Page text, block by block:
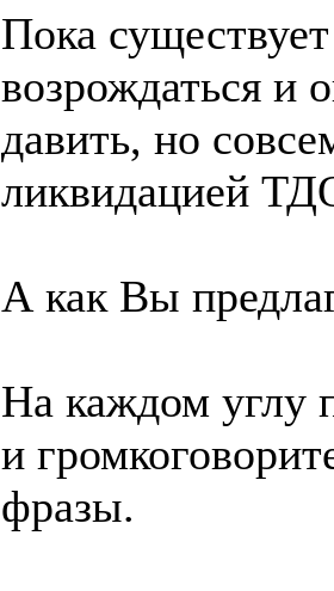
Пока
возрождаться и
давить, но
ликвидацией
А как Вы
На каждом углу
и
фразы.